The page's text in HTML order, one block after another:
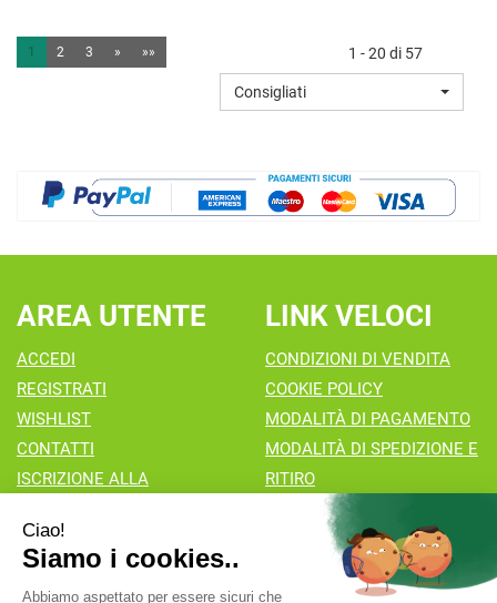
DROPS
CLICK
GTT
OCUL
10ML AL
1 2 3 » »» 1 - 20 di 57
Consigliati
AREA UTENTE
ACCEDI
REGISTRATI
WISHLIST
CONTATTI
ISCRIZIONE ALLA
LINK VELOCI
CONDIZIONI DI VENDITA
COOKIE POLICY
MODALITÀ DI PAGAMENTO
MODALITÀ DI SPEDIZIONE E
RITIRO
Farmacia Valaperta Dr. Antonio Pipia - Via Natale Perego 7